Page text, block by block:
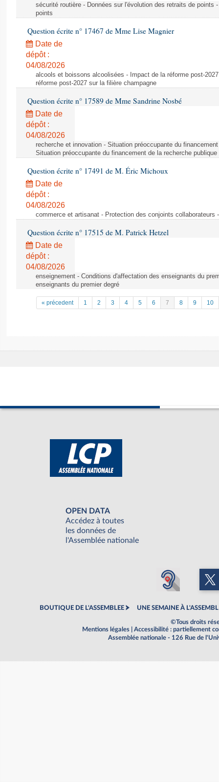
sécurité routière - Données sur l'évolution des retraits de points
points
Question écrite n° 17467 de Mme Lise Magnier
Date de
dépôt :
04/08/2026
alcools et boissons alcoolisées - Impact de la réforme post-
réforme post-2027 sur la filière champagne
Question écrite n° 17589 de Mme Sandrine Nosbé
Date de
dépôt :
04/08/2026
recherche et innovation - Situation préoccupante du
Situation préoccupante du financement de la recherche publique
Question écrite n° 17491 de M. Éric Michoux
Date de
dépôt :
04/08/2026
commerce et artisanat - Protection des conjoints collaborateurs
Question écrite n° 17515 de M. Patrick Hetzel
Date de
dépôt :
04/08/2026
enseignement - Conditions d'affectation des enseignants du
enseignants du premier degré
« précedent 1 2 3 4 5 6 7 8 9 10
OPEN DATA
Accédez à toutes
les données de
l'Assemblée nationale
BOUTIQUE DE L'ASSEMBLEE UNE SEMAINE À
©Tous droits
Mentions légales
Accessibilité : partiellement
Assemblée nationale - 126 Rue de